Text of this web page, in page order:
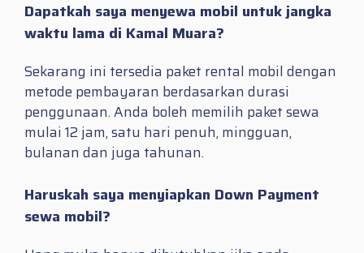
Dapatkah saya menyewa mobil untuk jangka
waktu lama di Kamal Muara?
Sekarang ini tersedia paket rental mobil dengan
metode pembayaran berdasarkan durasi
penggunaan. Anda boleh memilih paket sewa
mulai 12 jam, satu hari penuh, mingguan,
bulanan dan juga tahunan.
Haruskah saya menyiapkan Down Payment
sewa mobil?